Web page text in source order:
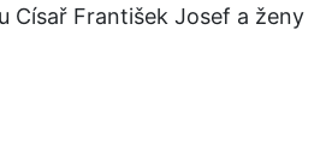
Císař František Josef a ženy